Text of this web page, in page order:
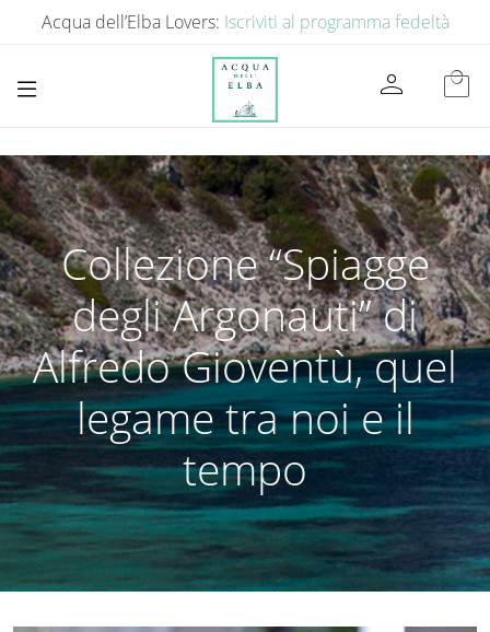
Acqua dell’Elba Lovers: Iscriviti al programma fedeltà
person local_mall
Collezione “Spiagge
degli Argonauti” di
Alfredo Gioventù, quel
legame tra noi e il
tempo